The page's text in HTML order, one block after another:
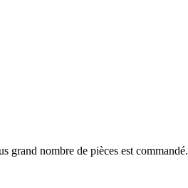
grand nombre de pièces est commandé.